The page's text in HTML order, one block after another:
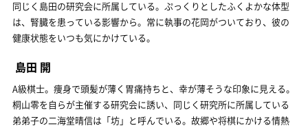
同じく島田の研究会に所属している。ぷっくりとしたふくよかな体型
は、腎臓を患っている影響から。常に執事の花岡がついており、彼の
健康状態をいつも気にかけている。
島田 開
A級棋士。痩身で頭髪が薄く胃痛持ちと、幸が薄そうな印象に見える。
桐山零を自らが主催する研究会に誘い、同じく研究所に所属している
弟弟子の二海堂晴信は「坊」と呼んでいる。故郷や将棋にかける情熱